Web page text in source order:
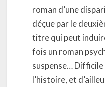
roman d’une
déçue par le
titre qui peut
fois un roman
suspense…
l’histoire, et